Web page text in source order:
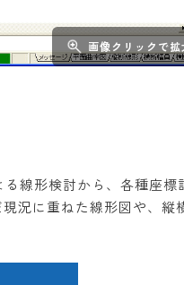
画像クリックで拡
線形検討から、各種座
況に重ねた線形図や、縦